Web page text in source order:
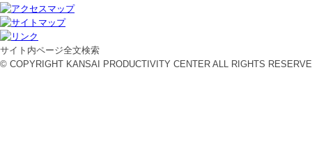
サイト内ページ全文検索
© COPYRIGHT KANSAI PRODUCTIVITY CENTER ALL RIGHTS